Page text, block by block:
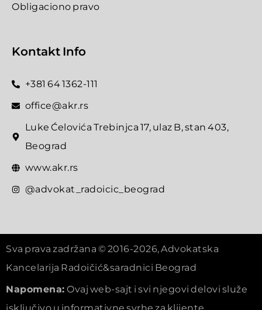
Obligaciono pravo
Kontakt Info
+381 64 1362-111
office@akr.rs
Luke Ćelovića Trebinjca 17, ulaz B, stan 403,
Beograd
www.akr.rs
@advokat_radoicic_beograd
Sva prava zadržana © 2016-2026, Advokatska
Kancelarija Radoičić&saradnici Beograd
Napomena: Ovaj web-sajt i svi njegovi delovi služe
isključivo u informativne svrhe za klijente.